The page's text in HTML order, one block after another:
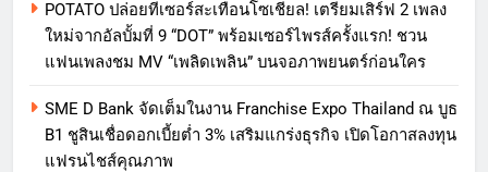
POTATO ปล่อยทีเซอร์สะเทือนโซเชียล! เตรียมเสิร์ฟ 2 เพลง
ใหม่จากอัลบั้มที่ 9 “DOT” พร้อมเซอร์ไพรส์ครั้งแรก! ชวน
แฟนเพลงชม MV “เพลิดเพลิน” บนจอภาพยนตร์ก่อนใคร
SME D Bank จัดเต็มในงาน Franchise Expo Thailand ณ บูธ
B1 ชูสินเชื่อดอกเบี้ยต่ำ 3% เสริมแกร่งธุรกิจ เปิดโอกาสลงทุน
แฟรนไชส์คุณภาพ